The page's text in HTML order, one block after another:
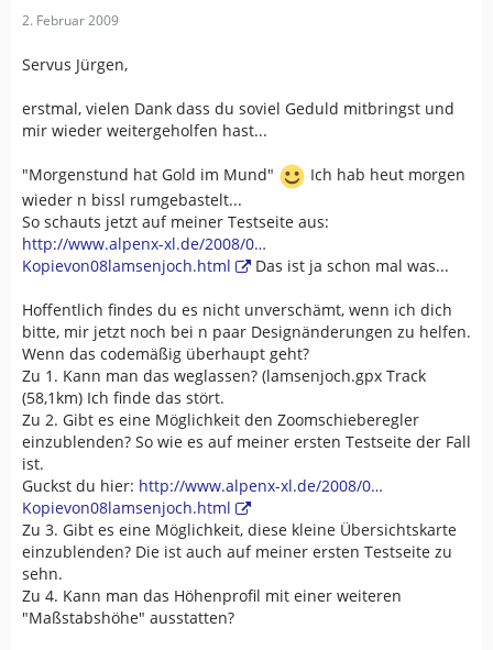
2. Februar 2009
Servus Jürgen,
erstmal, vielen Dank dass du soviel Geduld mitbringst und
mir wieder weitergeholfen hast...
"Morgenstund hat Gold im Mund"
Ich hab heut morgen
wieder n bissl rumgebastelt...
So schauts jetzt auf meiner Testseite aus:
http://www.alpenx-xl.de/2008/0…
Kopievon08lamsenjoch.html
Das ist ja schon mal was...
Hoffentlich findes du es nicht unverschämt, wenn ich dich
bitte, mir jetzt noch bei n paar Designänderungen zu helfen.
Wenn das codemäßig überhaupt geht?
Zu 1. Kann man das weglassen? (lamsenjoch.gpx Track
(58,1km) Ich finde das stört.
Zu 2. Gibt es eine Möglichkeit den Zoomschieberegler
einzublenden? So wie es auf meiner ersten Testseite der Fall
ist.
Guckst du hier: http://www.alpenx-xl.de/2008/0…
Kopievon08lamsenjoch.html
Zu 3. Gibt es eine Möglichkeit, diese kleine Übersichtskarte
einzublenden? Die ist auch auf meiner ersten Testseite zu
sehn.
Zu 4. Kann man das Höhenprofil mit einer weiteren
"Maßstabshöhe" ausstatten?